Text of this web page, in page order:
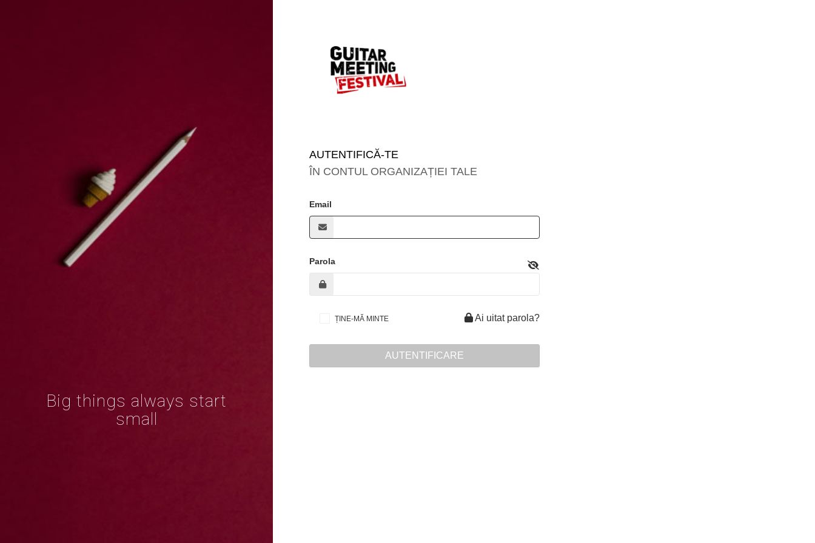
Big things always start
small
AUTENTIFICĂ-TE
ÎN CONTUL ORGANIZAȚIEI TALE
Email
Parola
ȚINE-MĂ MINTE Ai uitat parola?
AUTENTIFICARE